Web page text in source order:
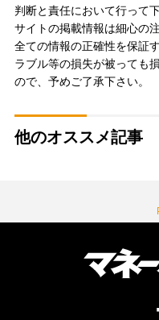
判断と責任において行って
サイトの掲載情報は細心の
全ての情報の正確性を保証
ラブル等の損失が被っても
ので、予めご了承下さい。
他のオススメ記事